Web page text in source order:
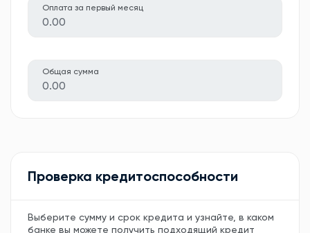
Оплата за первый месяц
0.00
Общая сумма
0.00
Проверка кредитоспособности
Выберите сумму и срок кредита и узнайте, в каком
банке вы можете получить подходящий кредит